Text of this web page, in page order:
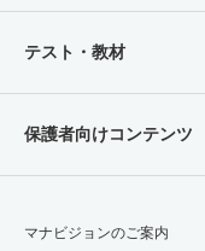
テスト・教材
保護者向けコンテンツ
マナビジョンのご案内